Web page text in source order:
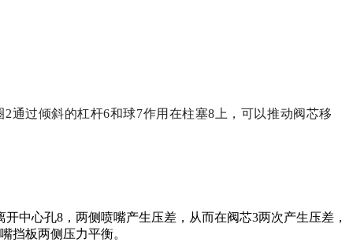
通过倾斜的杠杆6和球7作用在柱塞8上，可以推动阀芯移
中心孔8，两侧喷嘴产生压差，从而在阀芯3两次产生压差，
挡板两侧压力平衡。